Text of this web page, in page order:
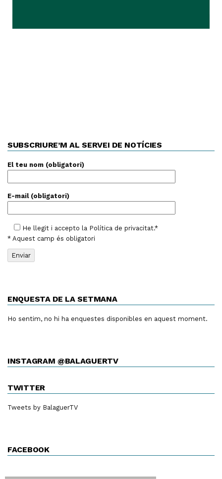
SUBSCRIURE’M AL SERVEI DE NOTÍCIES
El teu nom (obligatori)
E-mail (obligatori)
He llegit i accepto la Política de privacitat.*
* Aquest camp és obligatori
ENQUESTA DE LA SETMANA
Ho sentim, no hi ha enquestes disponibles en aquest moment.
INSTAGRAM @BALAGUERTV
TWITTER
Tweets by BalaguerTV
FACEBOOK